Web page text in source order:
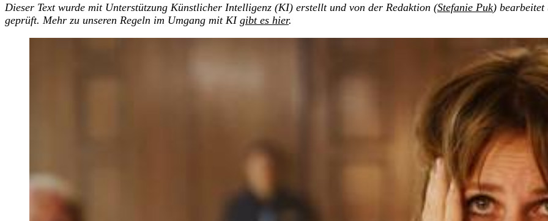
Dieser Text wurde mit Unterstützung Künstlicher Intelligenz (KI) erstellt und von der Redaktion (Stefanie Puk) bearbeitet
geprüft. Mehr zu unseren Regeln im Umgang mit KI gibt es hier.